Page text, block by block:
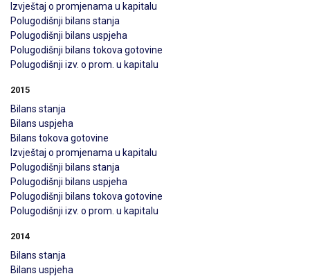
Izvještaj o promjenama u kapitalu
Polugodišnji bilans stanja
Polugodišnji bilans uspjeha
Polugodišnji bilans tokova gotovine
Polugodišnji izv. o prom. u kapitalu
2015
Bilans stanja
Bilans uspjeha
Bilans tokova gotovine
Izvještaj o promjenama u kapitalu
Polugodišnji bilans stanja
Polugodišnji bilans uspjeha
Polugodišnji bilans tokova gotovine
Polugodišnji izv. o prom. u kapitalu
2014
Bilans stanja
Bilans uspjeha